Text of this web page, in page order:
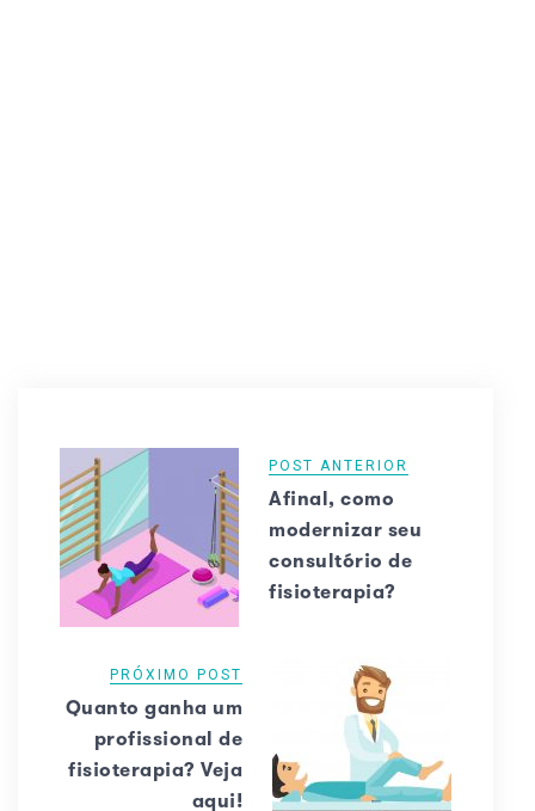
POST ANTERIOR
Afinal, como
modernizar seu
consultório de
fisioterapia?
PRÓXIMO POST
Quanto ganha um
profissional de
fisioterapia? Veja
aqui!